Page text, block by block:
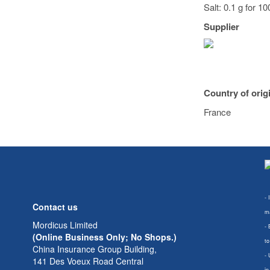
Salt: 0.1 g for
Supplier
Country of
France
Contact us
Mordicus Limited
(Online Business Only; No Shops.)
China Insurance Group Building,
141 Des Voeux Road Central
-
-
-